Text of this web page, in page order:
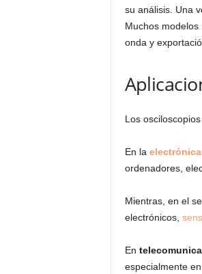
su análisis. Una
Muchos modelos
onda y
Los
En la electrónica
ordenadores,
Mientras, en el
electrónicos,
En
especialmente